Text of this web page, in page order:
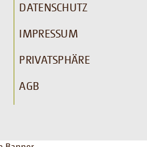
DATENSCHUTZ
IMPRESSUM
PRIVATSPHÄRE
AGB